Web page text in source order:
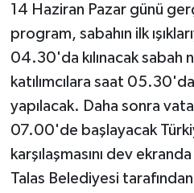
14 Haziran Pazar günü
program, sabahın ilk
04.30'da kılınacak sabah
katılımcılara saat
yapılacak. Daha sonra
07.00'de başlayacak
karşılaşmasını dev
Talas Belediyesi